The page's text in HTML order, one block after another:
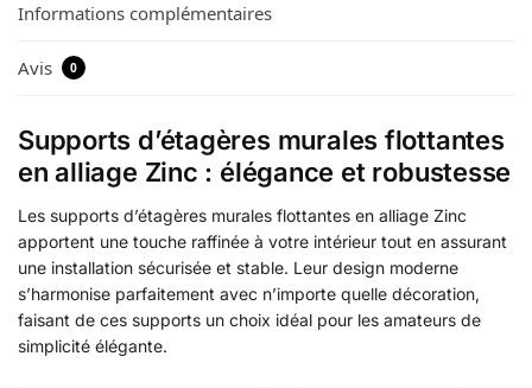
Informations complémentaires
Avis 0
Supports d’étagères murales flottantes
en alliage Zinc : élégance et robustesse
Les supports d’étagères murales flottantes en alliage Zinc
apportent une touche raffinée à votre intérieur tout en assurant
une installation sécurisée et stable. Leur design moderne
s’harmonise parfaitement avec n’importe quelle décoration,
faisant de ces supports un choix idéal pour les amateurs de
simplicité élégante.